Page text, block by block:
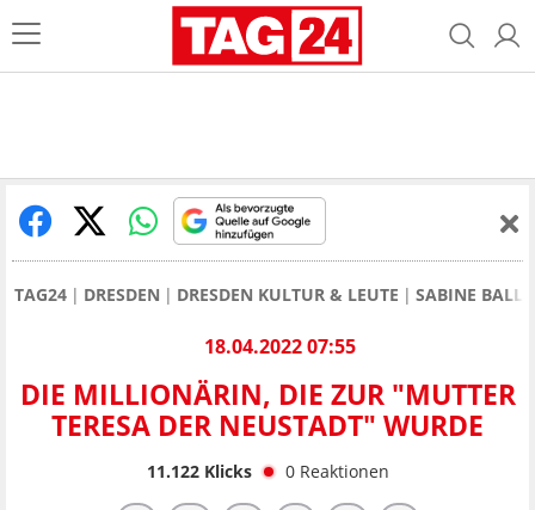
TAG24 DRESDEN DRESDEN KULTUR & LEUTE SABINE BALL:
18.04.2022 07:55
DIE MILLIONÄRIN, DIE ZUR "MUTTER
TERESA DER NEUSTADT" WURDE
11.122Klicks 0 Reaktionen